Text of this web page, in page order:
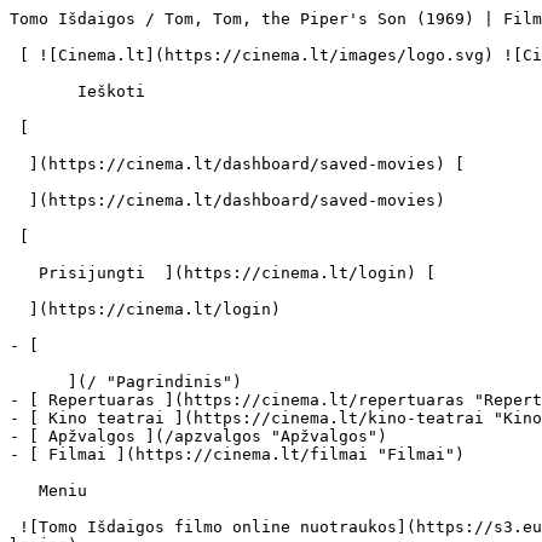
Tomo Išdaigos / Tom, Tom, the Piper's Son (1969) | Filmo online info - cinema.lt                            Ieškoti     

 [ ![Cinema.lt](https://cinema.lt/images/logo.svg) ![Cinema.lt](https://cinema.lt/images/favicon.svg) ](https://cinema.lt "Cinema.lt")

       Ieškoti     

 [  

  ](https://cinema.lt/dashboard/saved-movies) [  

  ](https://cinema.lt/dashboard/saved-movies)

 [  

   Prisijungti  ](https://cinema.lt/login) [  

  ](https://cinema.lt/login) 

- [  

      ](/ "Pagrindinis")
- [ Repertuaras ](https://cinema.lt/repertuaras "Repertuaras")
- [ Kino teatrai ](https://cinema.lt/kino-teatrai "Kino teatrai")
- [ Apžvalgos ](/apzvalgos "Apžvalgos")
- [ Filmai ](https://cinema.lt/filmai "Filmai")

   Meniu   

 ![Tomo Išdaigos filmo online nuotraukos](https://s3.eu-central-1.amazonaws.com/cinema-lt/images/movies/backdrop/126b29b290d7dc915067ea7dcec48acb/c/w0PGWR8TJi2ksYq2-lg.jpg)

 1. [ 

      cinema.lt  ](/)
2. [  Filmai  ](https://cinema.lt/filmai)
3. Tomo Išdaigos

   ![](https://cinema.lt/images/bookmarks/bookmark.svg)   

 [    ![Tomo Išdaigos filmo online nuotraukos](https://s3.eu-central-1.amazonaws.com/cinema-lt/images/movies/poster/56fb125dd10d7aee11ddf4292ccdb31e/c/TjQvbrs4sknjdgIj-2xl.webp)  ](https://s3.eu-central-1.amazonaws.com/cinema-lt/images/movies/poster/56fb125dd10d7aee11ddf4292ccdb31e/c/TjQvbrs4sknjdgIj-full.jpg) 

   ![](https://cinema.lt/images/bookmarks/bookmark.svg)   

 [    ![Tomo Išdaigos filmo online nuotraukos](https://s3.eu-central-1.amazonaws.com/cinema-lt/images/movies/poster/56fb125dd10d7aee11ddf4292ccdb31e/c/TjQvbrs4sknjdgIj-2xl.webp)  ](https://s3.eu-central-1.amazonaws.com/cinema-lt/images/movies/poster/56fb125dd10d7aee11ddf4292ccdb31e/c/TjQvbrs4sknjdgIj-full.jpg) 

Tomo Išdaigos Tom, Tom, the Piper's Son Tom, Tom, The Piper's Son 
==================================================================

 [ Komedija ](https://cinema.lt/zanrai/komedijos "Komedija") 

 1 val. 55 min. 

 [  Filmo informacija   

  ](#storyline-with-details) 

 [ Komedija ](https://cinema.lt/zanrai/komedijos "Komedija") 

 [ Premjera 1969 m. balandžio 11 d. 

 Nerodomas kino teatruose 

 ](#repertoire) 

 Dalintis

 [ ![Facebook](https://cinema.lt/images/socials/facebook_icon_white.svg) ](https://www.facebook.com/sharer/sharer.php?u=https%3A%2F%2Fcinema.lt%2Ffilmai%2Ftomo-isdaigos)[ ![Messenger](https://cinema.lt/images/socials/messenger_icon_white.svg) ](https://www.facebook.com/dialog/send?link=https%3A%2F%2Fcinema.lt%2Ffilmai%2Ftomo-isdaigos&redirect_uri=https%3A%2F%2Fcinema.lt%2Ffilmai%2Ftomo-isdaigos)[ ![LinkedIn](https://cinema.lt/images/socials/linkedin_icon_white.svg) ](https://www.linkedin.com/sharing/share-offsite/?url=https%3A%2F%2Fcinema.lt%2Ffilmai%2Ftomo-isdaigos)  

  Kino mėgėjų įvertinimas  

  N/A  

   Įvertinti   

 Premjera 1969 m. balandžio 11 d. 

 Nerodomas kino teatruose 

 Nerodomas kino teatruose 

  Kino mėgėjų įvertinimas  

  N/A  

   Įvertinti   

 Dalintis

 [ ![Facebook](https://cinema.lt/images/socials/facebook_icon_white.svg) ](https://www.facebook.com/sharer/sharer.php?u=https%3A%2F%2Fcinema.lt%2Ffilmai%2Ftomo-isdaigos)[ ![Messenger](https://cinema.lt/images/socials/messenger_icon_white.svg) ](https://www.facebook.com/dialog/send?link=https%3A%2F%2Fcinema.lt%2Ffilmai%2Ftomo-isdaigos&redirect_uri=https%3A%2F%2Fcinema.lt%2Ffilmai%2Ftomo-isdaigos)[ ![LinkedIn](https://cinema.lt/images/socials/linkedin_icon_white.svg) ](https://www.linkedin.com/sharing/share-offsite/?url=https%3A%2F%2Fcinema.lt%2Ffilmai%2Ftomo-isdaigos)  

 [ Siužetas ](#storyline-with-details) 
---------------------------------------

Pirmas įstabus kino kūrinys, sukurtas perdarius senesnį filmą.

Kenas Jacobsas sukūrė eksperimentinį pilnametražį kino filmą „Tomo išdaigos“, perfilmavęs trumpametražį 1905m. to paties pavadinimo filmą. K.Jacobsas kiekvieną kadrą panaudojo kelis kartus, juos persukdamas, sukarpydamas ir sukeisdamas vietomis bei visiškai juos iškraipydamas. Pasinaudojęs klasika tapusiu filmu, K.Jacobsas sukūrė visiškai kitokį kūrinį.

 Žanras [ Komedijos ](https://cinema.lt/zanrai/komedijos "Komedijos") 

 Originalo kalba Anglų / English (EN) 

 Filmo trukmė 1 val. 55 min. 

 [ Aktoriai ](#actors) 
-----------------------

 [  Filmo kreditai   

  ](https://cinema.lt/filmai/tomo-isdaigos/kreditai) 

  Ken Jacobs 

 Režisieriai Ken Jacobs 

 [ Filmo informacija ](#movie-details) 
---------------------------------------

 Išleidimo data 1969 m. balandžio 11 d.